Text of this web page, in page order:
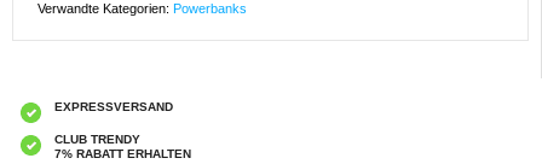
Verwandte Kategorien: Powerbanks
EXPRESSVERSAND
CLUB TRENDY
7% RABATT ERHALTEN